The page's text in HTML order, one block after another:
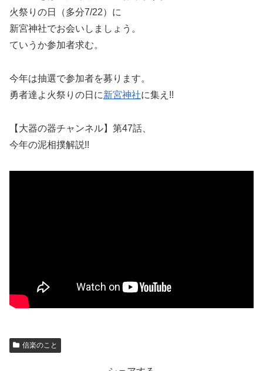
火祭りの日（多分7/22）に
新宮神社でお会いしましょう。
ていうか参加者求む。
今年は抽選で参加者を募ります。
勇者達よ火祭りの日に新宮神社に集え!!
【大器の器チャンネル】第47話、
今年の泥相撲解説!!
信楽のこと